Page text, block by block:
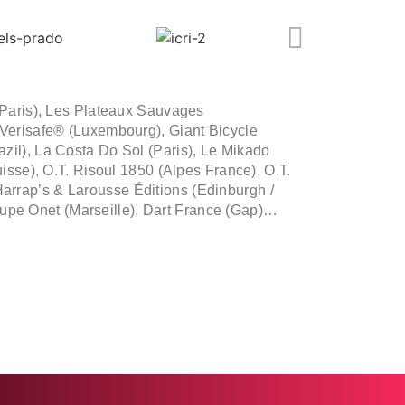
Les Plateaux Sauvages
(Luxembourg), Giant Bicycle
La Costa Do Sol (Paris), Le Mikado
O.T. Risoul 1850 (Alpes France), O.T.
& Larousse Éditions (Edinburgh /
Onet (Marseille), Dart France (Gap)…